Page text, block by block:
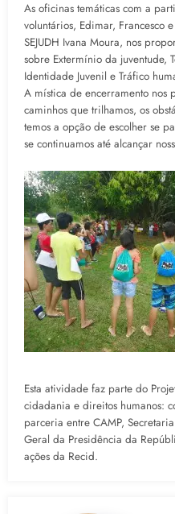
As oficinas temáticas com a
voluntários, Edimar, Francesco
SEJUDH Ivana Moura, nos
sobre Extermínio da
Identidade Juvenil e Tráfico
A mística de encerramento nos
caminhos que trilhamos, os
temos a opção de escolher se
se continuamos até alcançar
Esta atividade faz parte do
cidadania e direitos humanos:
parceria entre CAMP,
Geral da Presidência da
ações da Recid.